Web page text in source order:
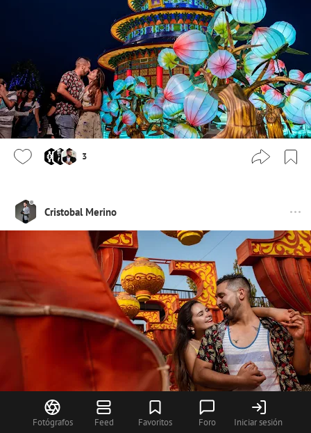
Fotógrafos Feed Favoritos Foro Iniciar sesión
3
Cristobal Merino